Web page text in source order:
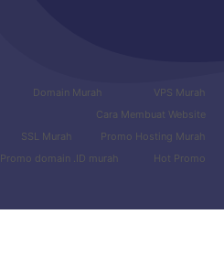
Domain Murah
VPS Murah
Cara Membuat Website
SSL Murah
Promo Hosting Murah
Promo domain .ID murah
Hot Promo